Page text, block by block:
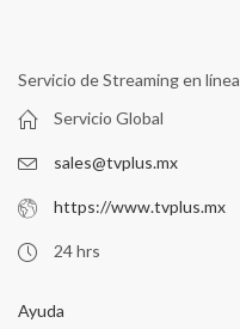
Servicio de Streaming en línea
Servicio Global
sales@tvplus.mx
https://www.tvplus.mx
24 hrs
Ayuda